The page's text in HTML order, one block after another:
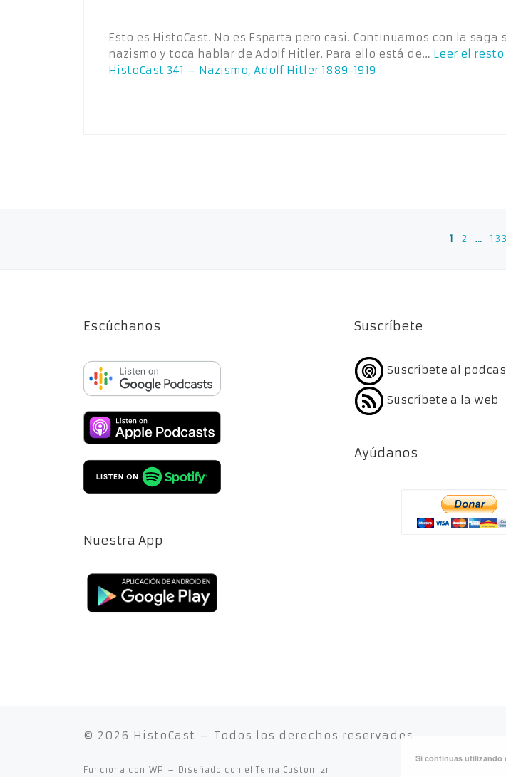
Esto es HistoCast. No es Esparta pero casi. Continuamos con la saga
nazismo y toca hablar de Adolf Hitler. Para ello está de… Leer el
HistoCast 341 – Nazismo, Adolf Hitler 1889-1919
1 2 … 133
Escúchanos
Nuestra App
Suscríbete
Suscríbete al
Suscríbete a la web
Ayúdanos
© 2026 HistoCast – Todos los derechos reservados
Funciona con WP – Diseñado con el Tema Customizr
Si continuas utilizando